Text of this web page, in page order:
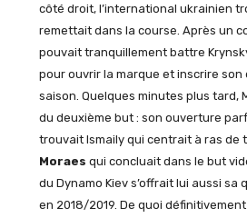
côté droit, l’international ukrainien
remettait dans la course. Après un
pouvait tranquillement battre
pour ouvrir la marque et inscrire son
saison. Quelques minutes plus tard,
du deuxième but : son ouverture
trouvait Ismaily qui centrait à ras de
Moraes qui concluait dans le but
du Dynamo Kiev s’offrait lui aussi sa
en 2018/2019. De quoi